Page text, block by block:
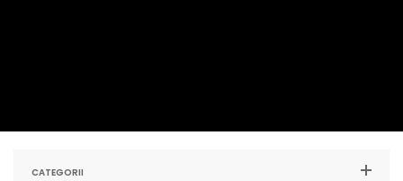
CATEGORII